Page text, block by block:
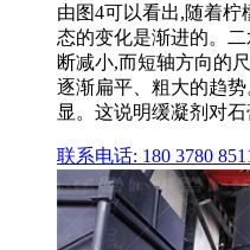
由图4可以看出,随着
态的变化是渐进的。
断减小,而短轴方向的
逐渐扁平、粗大的趋
显。这说明缓凝剂对
联系电话: 180 3780